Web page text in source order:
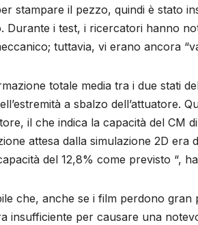
stampare il pezzo, quindi è stato
Durante i test, i ricercatori hanno
tuttavia, vi erano ancora
totale media tra i due stati
a sbalzo dell’attuatore.
il che indica la capacità del CM
attesa dalla simulazione 2D era
del 12,8% come previsto “,
che, anche se i film perdono
insufficiente per causare una